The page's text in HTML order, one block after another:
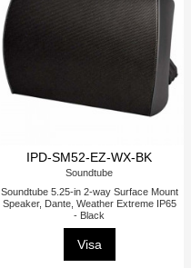
IPD-SM52-EZ-WX-BK
Soundtube
Soundtube 5.25-in 2-way Surface Mount
Speaker, Dante, Weather Extreme IP65
- Black
Visa